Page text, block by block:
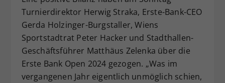
Turnierdirektor Herwig Straka, Erste-Bank-CEO
Gerda Holzinger-Burgstaller, Wiens
Sportstadtrat Peter Hacker und Stadthallen-
Geschäftsführer Matthäus Zelenka über die
Erste Bank Open 2024 gezogen. „Was im
vergangenen Jahr eigentlich unmöglich schien,